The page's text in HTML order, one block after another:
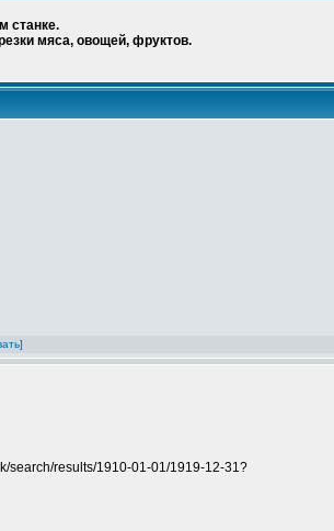
станке.
мяса, овощей, фруктов.
search/results/1910-01-01/1919-12-31?